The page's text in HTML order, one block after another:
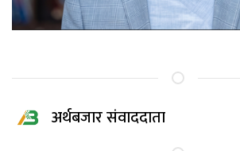
अर्थबजार संवाददाता